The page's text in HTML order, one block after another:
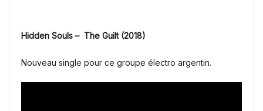
Hidden Souls – The Guilt (2018)
Nouveau single pour ce groupe électro argentin.